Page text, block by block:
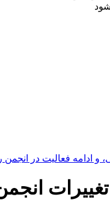
و ادامه فعالیت در
تغییرات